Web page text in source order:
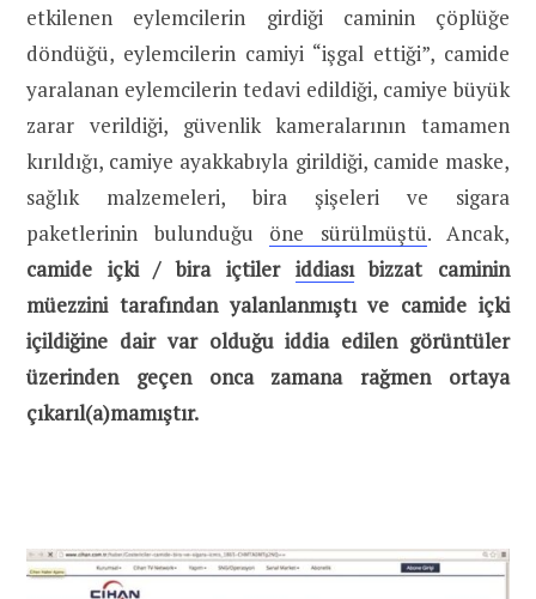
etkilenen eylemcilerin girdiği caminin çöplüğe
döndüğü, eylemcilerin camiyi “işgal ettiği”, camide
yaralanan eylemcilerin tedavi edildiği, camiye büyük
zarar verildiği, güvenlik kameralarının tamamen
kırıldığı, camiye ayakkabıyla girildiği, camide maske,
sağlık malzemeleri, bira şişeleri ve sigara
paketlerinin bulunduğu öne sürülmüştü. Ancak,
camide içki / bira içtiler iddiasıbizzat caminin
müezzini tarafından yalanlanmıştı ve camide içki
içildiğine dair var olduğu iddia edilen görüntüler
üzerinden geçen onca zamana rağmen ortaya
çıkarıl(a)mamıştır.